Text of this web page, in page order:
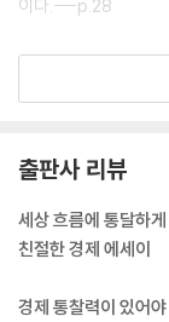
려울 때는 주식 같은 펀
포스트 위기 시대의
1 빚, 꼭 내야 할 때
인 파산제도와 개인
포스트 위기 시대의
제 등급은? / 3 세금
이다.---p.28
상황이 이런데 정부
국민의 혈세라고 쉽
방법은 국채 발행이
자금을 조달했다. 이
럼 보이지만 정부의
리징을 통해 가계 빚
출판사 리뷰
세상 흐름에 통달하
친절한 경제 에세이
경제 통찰력이 있어